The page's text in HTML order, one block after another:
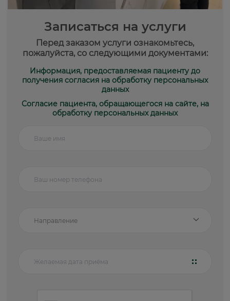
Записаться на услуги
Перед заказом услуги ознакомьтесь,
пожалуйста, со следующими документами:
Информация, предоставляемая пациенту до
получения согласия на обработку персональных
данных
Согласие пациента, обращающегося на сайте, на
обработку персональных данных
Направление